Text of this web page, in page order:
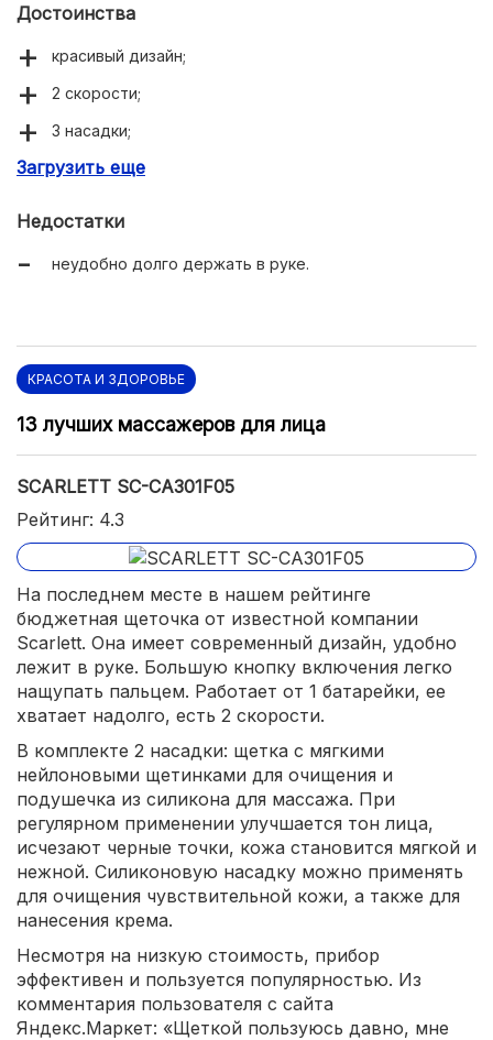
Достоинства
красивый дизайн;
2 скорости;
3 насадки;
прозрачная крышка;
Загрузить еще
Недостатки
неудобно долго держать в руке.
КРАСОТА И ЗДОРОВЬЕ
13 лучших массажеров для лица
SCARLETT SC-CA301F05
Рейтинг: 4.3
На последнем месте в нашем рейтинге
бюджетная щеточка от известной компании
Scarlett. Она имеет современный дизайн, удобно
лежит в руке. Большую кнопку включения легко
нащупать пальцем. Работает от 1 батарейки, ее
хватает надолго, есть 2 скорости.
В комплекте 2 насадки: щетка с мягкими
нейлоновыми щетинками для очищения и
подушечка из силикона для массажа. При
регулярном применении улучшается тон лица,
исчезают черные точки, кожа становится мягкой и
нежной. Силиконовую насадку можно применять
для очищения чувствительной кожи, а также для
нанесения крема.
Несмотря на низкую стоимость, прибор
эффективен и пользуется популярностью. Из
комментария пользователя с сайта
Яндекс.Маркет: «Щеткой пользуюсь давно, мне